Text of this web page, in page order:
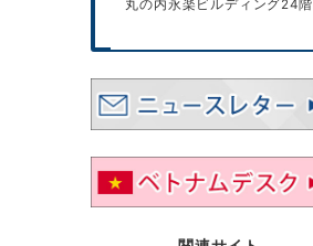
丸の内永楽ビルディング24階